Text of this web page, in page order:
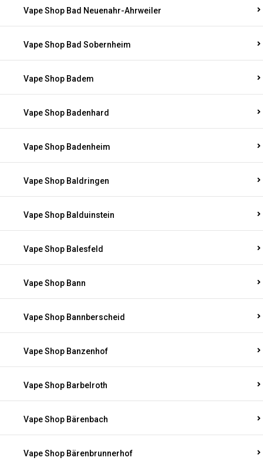
Vape Shop Bad Neuenahr-Ahrweiler
Vape Shop Bad Sobernheim
Vape Shop Badem
Vape Shop Badenhard
Vape Shop Badenheim
Vape Shop Baldringen
Vape Shop Balduinstein
Vape Shop Balesfeld
Vape Shop Bann
Vape Shop Bannberscheid
Vape Shop Banzenhof
Vape Shop Barbelroth
Vape Shop Bärenbach
Vape Shop Bärenbrunnerhof